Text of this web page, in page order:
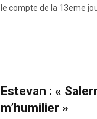
le compte de la 13eme
Estevan : «
m’humilier »